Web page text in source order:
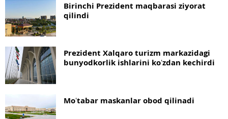
Birinchi Prezident maqbarasi ziyorat
qilindi
Prezident Xalqaro turizm markazidagi
bunyodkorlik ishlarini koʻzdan kechirdi
Moʻtabar maskanlar obod qilinadi